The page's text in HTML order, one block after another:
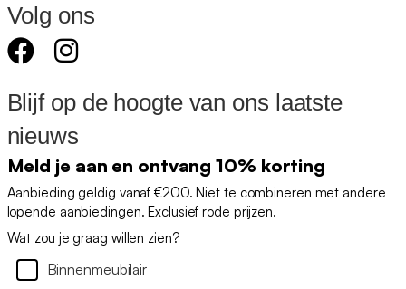
Volg ons
Blijf op de hoogte van ons laatste
nieuws
Meld je aan en ontvang 10% korting
Aanbieding geldig vanaf €200. Niet te combineren met andere
lopende aanbiedingen. Exclusief rode prijzen.
Wat zou je graag willen zien?
Binnenmeubilair